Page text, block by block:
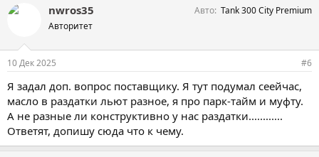
nwros35
Авторитет
Авто Tank 300 City Premium
10 Дек 2025 #6
Я задал доп. вопрос поставщику. Я тут подумал сеейчас,
масло в раздатки льют разное, я про парк-тайм и муфту.
А не разные ли конструктивно у нас раздатки............
Ответят, допишу сюда что к чему.